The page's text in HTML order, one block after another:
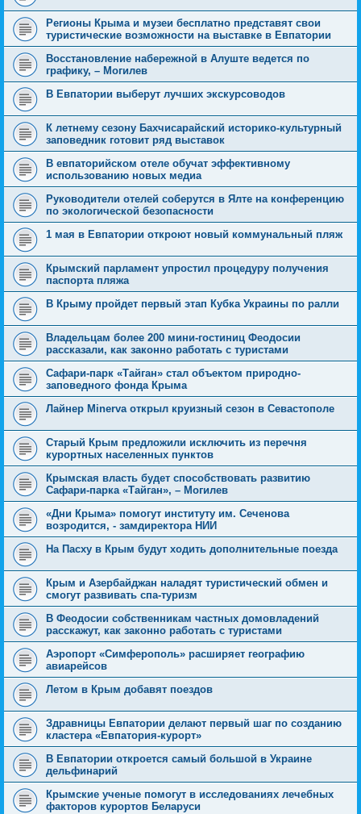
Регионы Крыма и музеи бесплатно представят свои
туристические возможности на выставке в Евпатории
Восстановление набережной в Алуште ведется по
графику, – Могилев
В Евпатории выберут лучших экскурсоводов
К летнему сезону Бахчисарайский историко-культурный
заповедник готовит ряд выставок
В евпаторийском отеле обучат эффективному
использованию новых медиа
Руководители отелей соберутся в Ялте на конференцию
по экологической безопасности
1 мая в Евпатории откроют новый коммунальный пляж
Крымский парламент упростил процедуру получения
паспорта пляжа
В Крыму пройдет первый этап Кубка Украины по ралли
Владельцам более 200 мини-гостиниц Феодосии
рассказали, как законно работать с туристами
Сафари-парк «Тайган» стал объектом природно-
заповедного фонда Крыма
Лайнер Minerva открыл круизный сезон в Севастополе
Старый Крым предложили исключить из перечня
курортных населенных пунктов
Крымская власть будет способствовать развитию
Сафари-парка «Тайган», – Могилев
«Дни Крыма» помогут институту им. Сеченова
возродится, - замдиректора НИИ
На Пасху в Крым будут ходить дополнительные поезда
Крым и Азербайджан наладят туристический обмен и
смогут развивать спа-туризм
В Феодосии собственникам частных домовладений
расскажут, как законно работать с туристами
Аэропорт «Симферополь» расширяет географию
авиарейсов
Летом в Крым добавят поездов
Здравницы Евпатории делают первый шаг по созданию
кластера «Евпатория-курорт»
В Евпатории откроется самый большой в Украине
дельфинарий
Крымские ученые помогут в исследованиях лечебных
факторов курортов Беларуси